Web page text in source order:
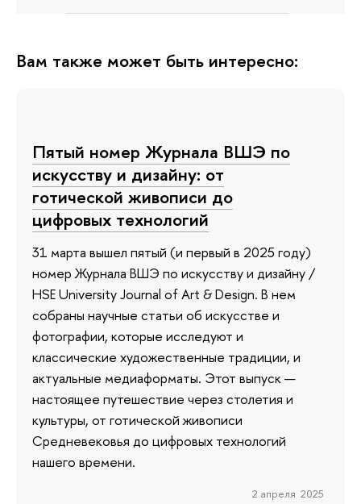
Вам также может быть интересно:
Пятый номер Журнала ВШЭ по
искусству и дизайну: от
готической живописи до
цифровых технологий
31 марта вышел пятый (и первый в 2025 году)
номер Журнала ВШЭ по искусству и дизайну /
HSE University Journal of Art & Design. В нем
собраны научные статьи об искусстве и
фотографии, которые исследуют и
классические художественные традиции, и
актуальные медиаформаты. Этот выпуск —
настоящее путешествие через столетия и
культуры, от готической живописи
Средневековья до цифровых технологий
нашего времени.
2 апреля 2025